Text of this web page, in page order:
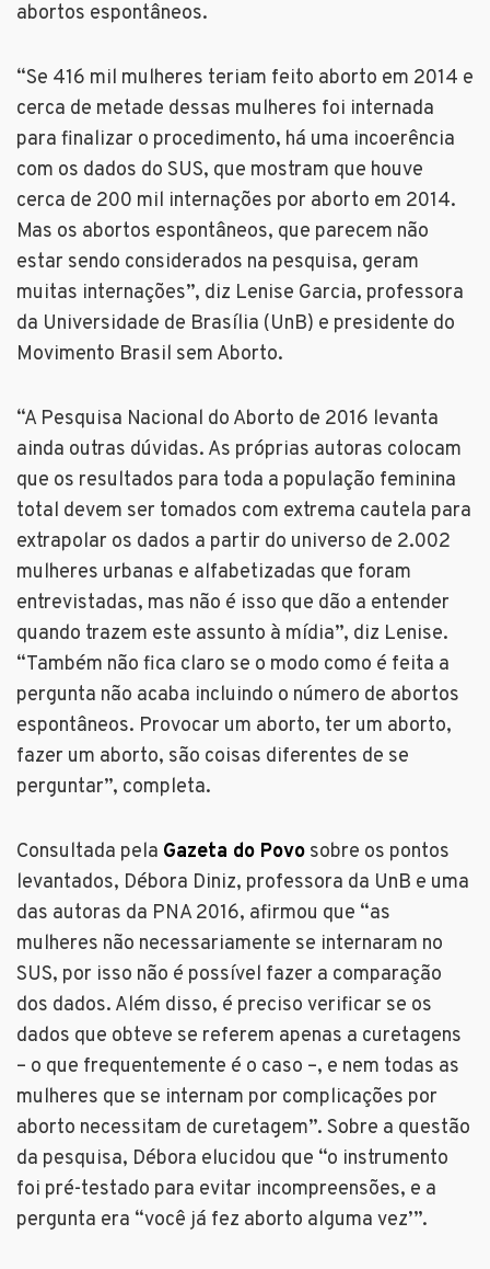
abortos espontâneos.
“Se 416 mil mulheres teriam feito aborto em 2014 e
cerca de metade dessas mulheres foi internada
para finalizar o procedimento, há uma incoerência
com os dados do SUS, que mostram que houve
cerca de 200 mil internações por aborto em 2014.
Mas os abortos espontâneos, que parecem não
estar sendo considerados na pesquisa, geram
muitas internações”, diz Lenise Garcia, professora
da Universidade de Brasília (UnB) e presidente do
Movimento Brasil sem Aborto.
“A Pesquisa Nacional do Aborto de 2016 levanta
ainda outras dúvidas. As próprias autoras colocam
que os resultados para toda a população feminina
total devem ser tomados com extrema cautela para
extrapolar os dados a partir do universo de 2.002
mulheres urbanas e alfabetizadas que foram
entrevistadas, mas não é isso que dão a entender
quando trazem este assunto à mídia”, diz Lenise.
“Também não fica claro se o modo como é feita a
pergunta não acaba incluindo o número de abortos
espontâneos. Provocar um aborto, ter um aborto,
fazer um aborto, são coisas diferentes de se
perguntar”, completa.
Consultada pela Gazeta do Povo sobre os pontos
levantados, Débora Diniz, professora da UnB e uma
das autoras da PNA 2016, afirmou que “as
mulheres não necessariamente se internaram no
SUS, por isso não é possível fazer a comparação
dos dados. Além disso, é preciso verificar se os
dados que obteve se referem apenas a curetagens
– o que frequentemente é o caso –, e nem todas as
mulheres que se internam por complicações por
aborto necessitam de curetagem”. Sobre a questão
da pesquisa, Débora elucidou que “o instrumento
foi pré-testado para evitar incompreensões, e a
pergunta era “você já fez aborto alguma vez’”.